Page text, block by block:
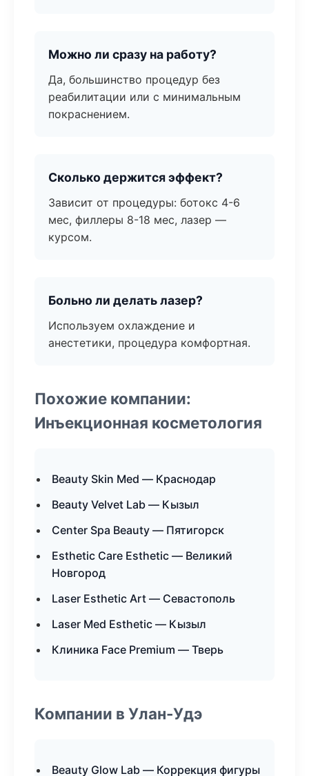
Можно ли сразу на работу?
Да, большинство процедур без
реабилитации или с минимальным
покраснением.
Сколько держится эффект?
Зависит от процедуры: ботокс 4-6
мес, филлеры 8-18 мес, лазер —
курсом.
Больно ли делать лазер?
Используем охлаждение и
анестетики, процедура комфортная.
Похожие компании:
Инъекционная косметология
Beauty Skin Med — Краснодар
Beauty Velvet Lab — Кызыл
Center Spa Beauty — Пятигорск
Esthetic Care Esthetic — Великий
Новгород
Laser Esthetic Art — Севастополь
Laser Med Esthetic — Кызыл
Клиника Face Premium — Тверь
Компании в Улан-Удэ
Beauty Glow Lab — Коррекция фигуры